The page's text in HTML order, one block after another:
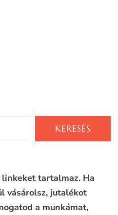
KERESÉS
tartalmaz. Ha
vásárolsz, jutalékot
a munkámat,